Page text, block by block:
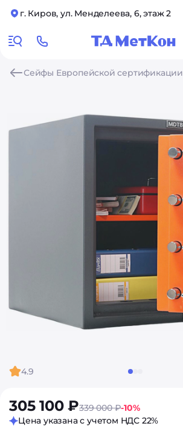
г. Киров, ул. Менделеева, 6, этаж 2
Сейфы Европейской сертификации
4.9
305 100 ₽339 000 ₽-10%
Цена указана с учетом НДС 22%